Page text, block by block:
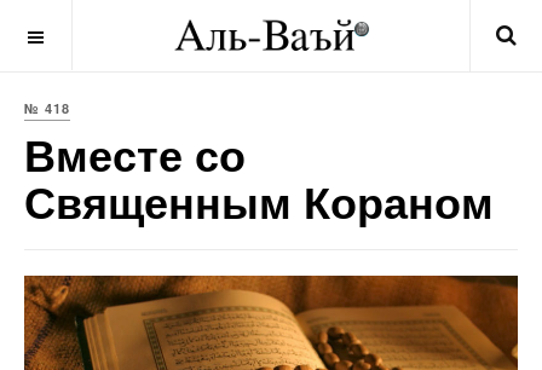
№ 418
Вместе со
Священным Кораном